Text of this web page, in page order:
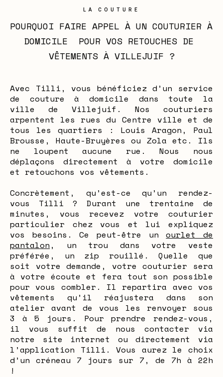
LA COUTURE
POURQUOI FAIRE APPEL À UN COUTURIER À
DOMICILE  POUR VOS RETOUCHES DE
VÊTEMENTS À VILLEJUIF ?
Avec Tilli, vous bénéficiez d’un service
de couture à domicile dans toute la
ville de Villejuif. Nos couturiers
arpentent les rues du Centre ville et de
tous les quartiers : Louis Aragon, Paul
Brousse, Haute-Bruyères ou Zola etc. Ils
ne loupent aucune rue. Nous nous
déplaçons directement à votre domicile
et retouchons vos vêtements.
Concrètement, qu’est-ce qu’un rendez-
vous Tilli ? Durant une trentaine de
minutes, vous recevez votre couturier
particulier chez vous et lui expliquez
vos besoins. Ce peut-être unourlet de
pantalon , un trou dans votre veste
préférée, un zip rouillé. Quelle que
soit votre demande, votre couturier sera
à votre écoute et fera tout son possible
pour vous combler. Il repartira avec vos
vêtements qu’il réajustera dans son
atelier avant de vous les renvoyer sous
3 à 5 jours. Pour prendre rendez-vous,
il vous suffit de nous contacter via
notre site internet ou directement via
l’application Tilli. Vous aurez le choix
d’un créneau 7 jours sur 7, de 7h à 22h
!